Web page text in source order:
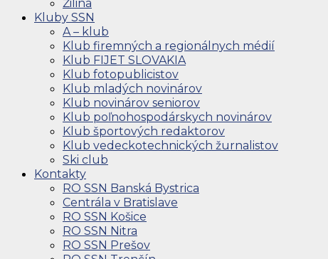
Žilina
Kluby SSN
A – klub
Klub firemných a regionálnych médií
Klub FIJET SLOVAKIA
Klub fotopublicistov
Klub mladých novinárov
Klub novinárov seniorov
Klub poľnohospodárskych novinárov
Klub športových redaktorov
Klub vedeckotechnických žurnalistov
Ski club
Kontakty
RO SSN Banská Bystrica
Centrála v Bratislave
RO SSN Košice
RO SSN Nitra
RO SSN Prešov